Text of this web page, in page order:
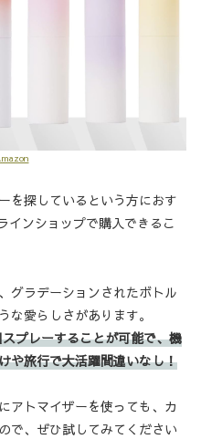
を探しているという方におす
インショップで購入できるこ
グラデーションされたボトル
な愛らしさがあります。
プレーすることが可能で、機
や旅行で大活躍間違いなし！
アトマイザーを使っても、カ
で、ぜひ試してみてください